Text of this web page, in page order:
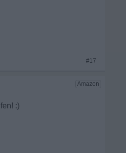
#17